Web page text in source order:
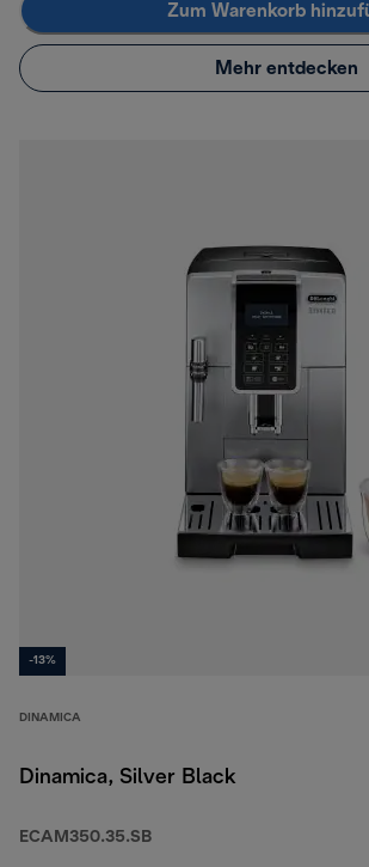
Zum Warenkorb
Mehr entdecken
-13%
DINAMICA
Dinamica, Silver Black
ECAM350.35.SB